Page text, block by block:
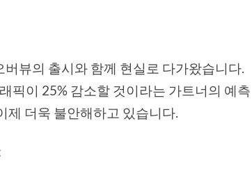
뷰의 출시와 함께 현실로 다가왔습니다.
픽이 25% 감소할 것이라는 가트너의 예측
제 더욱 불안해하고 있습니다.